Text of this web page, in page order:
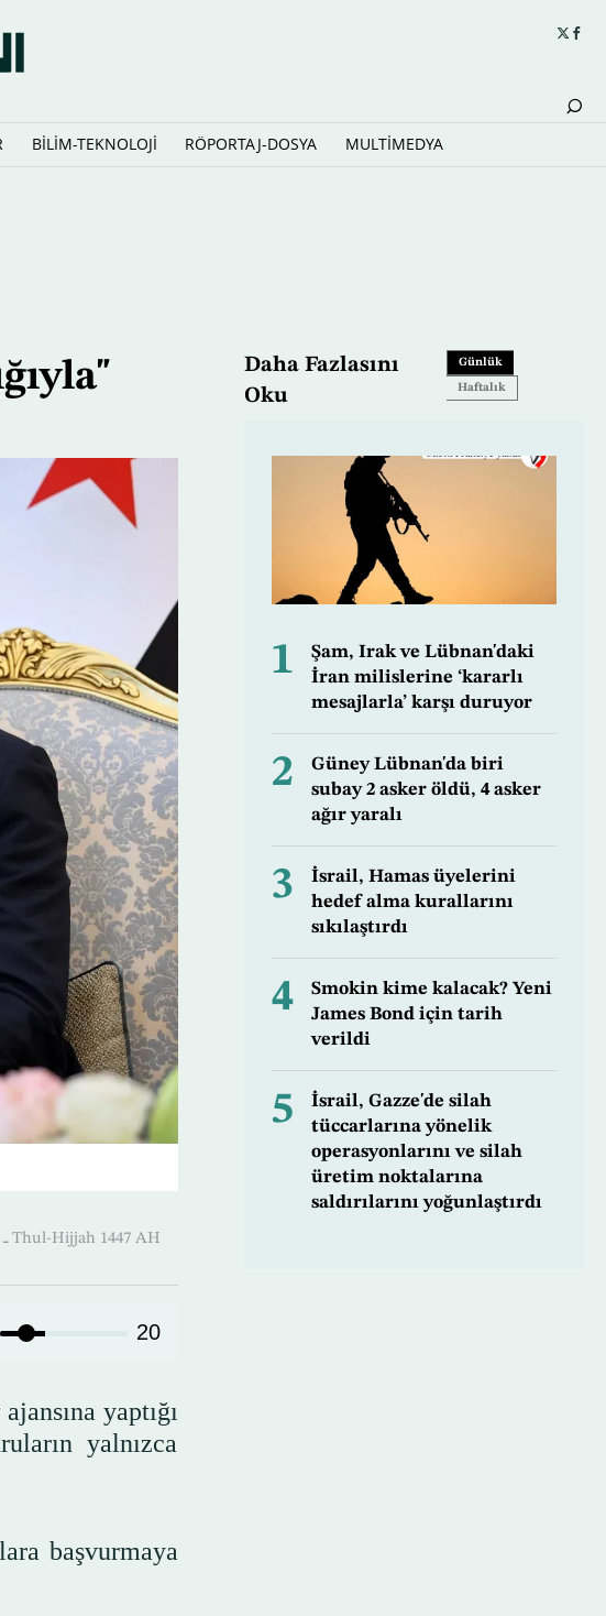
BİLİM-TEKNOLOJİ RÖPORTAJ-DOSYA MULTİMEDYA
05:40-12 Haziran 2026 AD ـ 27 Thul-Hijjah 1447 AH
20
yaptığı
yalnızca
başvurmaya
Daha Fazlasını
Oku
Günlük
Haftalık
1
Şam, Irak ve Lübnan'daki
İran milislerine ‘kararlı
mesajlarla’ karşı duruyor
2
Güney Lübnan'da biri
subay 2 asker öldü, 4 asker
ağır yaralı
3
İsrail, Hamas üyelerini
hedef alma kurallarını
sıkılaştırdı
4
Smokin kime kalacak? Yeni
James Bond için tarih
verildi
5
İsrail, Gazze'de silah
tüccarlarına yönelik
operasyonlarını ve silah
üretim noktalarına
saldırılarını yoğunlaştırdı